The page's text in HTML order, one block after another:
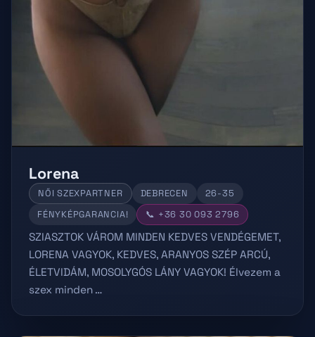
Lorena
NŐI SZEXPARTNER DEBRECEN
26-35
FÉNYKÉPGARANCIA!
📞 +36 30 093 2796
SZIASZTOK VÁROM MINDEN KEDVES VENDÉGEMET,
LORENA VAGYOK, KEDVES, ARANYOS SZÉP ARCÚ,
ÉLETVIDÁM, MOSOLYGÓS LÁNY VAGYOK! Élvezem a
szex minden …